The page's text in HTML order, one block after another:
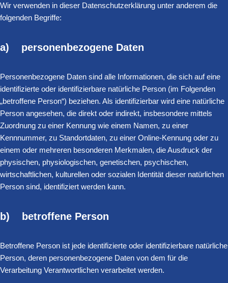
Wir verwenden in dieser Datenschutzerklärung unter anderem die
folgenden Begriffe:
a) personenbezogene Daten
Personenbezogene Daten sind alle Informationen, die sich auf eine
identifizierte oder identifizierbare natürliche Person (im Folgenden
„betroffene Person“) beziehen. Als identifizierbar wird eine natürliche
Person angesehen, die direkt oder indirekt, insbesondere mittels
Zuordnung zu einer Kennung wie einem Namen, zu einer
Kennnummer, zu Standortdaten, zu einer Online-Kennung oder zu
einem oder mehreren besonderen Merkmalen, die Ausdruck der
physischen, physiologischen, genetischen, psychischen,
wirtschaftlichen, kulturellen oder sozialen Identität dieser natürlichen
Person sind, identifiziert werden kann.
b) betroffene Person
Betroffene Person ist jede identifizierte oder identifizierbare natürliche
Person, deren personenbezogene Daten von dem für die
Verarbeitung Verantwortlichen verarbeitet werden.